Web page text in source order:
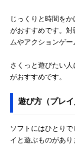
じっくりと時間を
がおすすめです。
ムやアクションゲ
さくっと遊びたい
がおすすめです。
遊び方（プレ
ソフトにはひとり
イと遊ぶものがあり